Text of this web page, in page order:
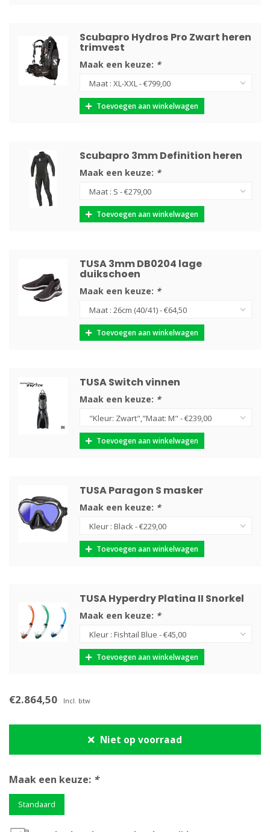
Scubapro Hydros Pro Zwart heren
trimvest
Maak een keuze: *
Toevoegen aan winkelwagen
Scubapro 3mm Definition heren
Maak een keuze: *
Toevoegen aan winkelwagen
TUSA 3mm DB0204 lage
duikschoen
Maak een keuze: *
Toevoegen aan winkelwagen
TUSA Switch vinnen
Maak een keuze: *
Toevoegen aan winkelwagen
TUSA Paragon S masker
Maak een keuze: *
Toevoegen aan winkelwagen
TUSA Hyperdry Platina II Snorkel
Maak een keuze: *
Toevoegen aan winkelwagen
€2.864,50 Incl. btw
Niet op voorraad
Maak een keuze: *
Standaard